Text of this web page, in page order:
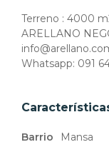
Terreno : 4000
ARELLANO
Whatsapp: 091
Barrio Mansa